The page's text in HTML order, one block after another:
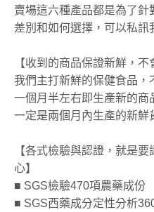
賣場這六種產品都是為了
差別和如何選擇，可以私訊
【收到的商品保證新鮮，不
我們主打新鮮的保健食品
一個月半左右即生產新的商
一定是兩個月內生產的新鮮
【各式檢驗與認證，就是
心】
■ SGS檢驗470項農藥成份
■ SGS西藥成分定性分析